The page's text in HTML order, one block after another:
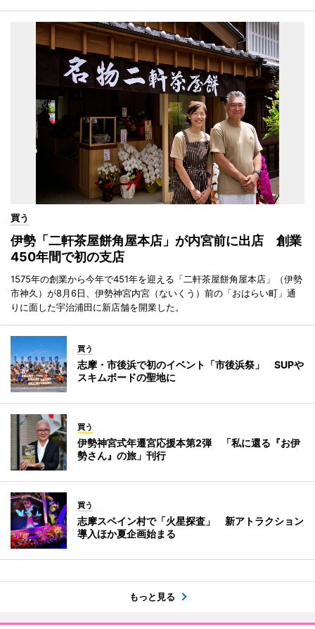
買う
伊勢「二軒茶屋餅角屋本店」が内宮前に出店 創業
450年間で初の支店
1575年の創業から今年で451年を迎える「二軒茶屋餅角屋本店」（伊勢
市神久）が8月6日、伊勢神宮内宮（ないくう）前の「おはらい町」通
りに面した宇治浦田に新店舗を開業した。
買う
志摩・市後浜で初のイベント「市後浜祭」 SUPや
スキムボードの聖地に
買う
伊勢神宮式年遷宮応援本第2弾 「私に還る『お伊
勢さん』の旅」刊行
買う
志摩スペイン村で「火星探査」 新アトラクション
導入ほか夏企画始まる
もっと見る